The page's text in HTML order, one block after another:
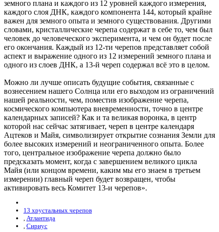
земного плана и каждого из 12 уровней каждого измерения,
каждого слоя ДНК, каждого компонента 144, который крайне
важен для земного опыта и земного существования. Другими
словами, кристаллические черепа содержат в себе то, чем был
человек до человеческого эксперимента, и чем он будет после
его окончания. Каждый из 12-ти черепов представляет собой
аспект и выражение одного из 12 измерений земного плана и
одного из слоев ДНК, а 13-й череп содержал всё это в целом.
Можно ли лучше описать будущие события, связанные с
вознесением нашего Солнца или его выходом из ограничений
нашей реальности, чем, поместив изображение черепа,
космического компьютера вневременности, точно в центре
календарных записей? Как и та великая воронка, в центр
которой нас сейчас затягивает, череп в центре календаря
Ацтеков и Майя, символизирует открытие сознания Земли для
более высоких измерений и неограниченного опыта. Более
того, центральное изображение черепа должно было
предсказать момент, когда с завершением великого цикла
Майя (или концом времени, каким мы его знаем в третьем
измерении) главный череп будет возвращен, чтобы
активировать весь Комитет 13-и черепов».
13 хрустальных черепов
, Атлантида
, Сириус